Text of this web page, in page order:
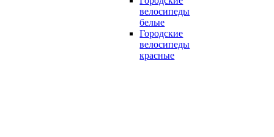
велосипеды
белые
Городские
велосипеды
красные